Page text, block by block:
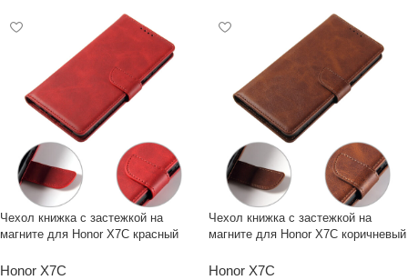
Чехол книжка с застежкой на
магните для Honor X7C красный
Honor X7C
Чехол книжка с застежкой на
магните для Honor X7C коричневый
Honor X7C